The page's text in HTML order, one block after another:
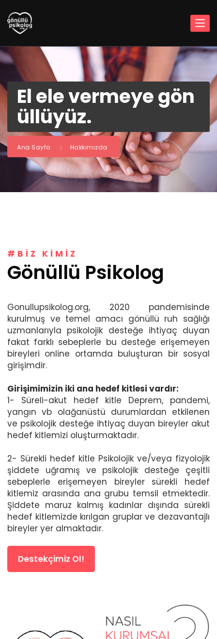
El ele vermeye gön
üllüyüz.
Ana Sayfa Hakkımızda
#BIZ KIMIZ
Gönüllü Psikolog
Gonullupsikolog.org, 2020 pandemisinde
kurulmuş ve temel amacı gönüllü ruh sağlığı
uzmanlarıyla psikolojik desteğe ihtiyaç duyan
fakat farklı sebeplerle bu desteğe erişemeyen
bireyleri online ortamda buluşturan bir sosyal
girişimdir.
Girişimimizin iki ana hedef kitlesi vardır:
1- Süreli-akut hedef kitle Deprem, pandemi,
yangın vb olağanüstü durumlardan etkilenen
ve psikolojik desteğe ihtiyaç duyan bireyler akut
hedef kitlemizi oluşturmaktadır.
2- Sürekli hedef kitle Psikolojik ve/veya fizyolojik
şiddete uğramış ve psikolojik desteğe çeşitli
sebeplerle erişemeyen bireyler sürekli hedef
kitlemiz arasında ana grubu temsil etmektedir.
Şiddete maruz kalmış kadınlar dışında sürekli
hedef kitlemizde kırılgan gruplar ve dezavantajlı
bireyler yer almaktadır.
Destekçimiz Ol!